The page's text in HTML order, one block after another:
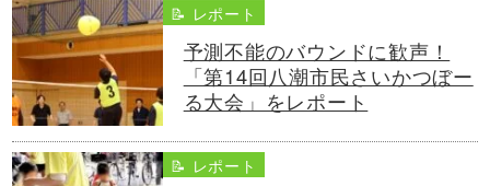
📝 レポート
予測不能のバウンドに歓声！
「第14回八潮市民さいかつぼー
る大会」をレポート
📝 レポート